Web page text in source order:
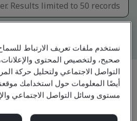
مشاركة:
نستخدم ملفات تعريف الارتباط
صحيح، ولتخصيص المحتوى
التواصل الاجتماعي ولتحليل حركة
أيضًا المعلومات حول استخدامك
مستوى وسائل التواصل الاجتماعي